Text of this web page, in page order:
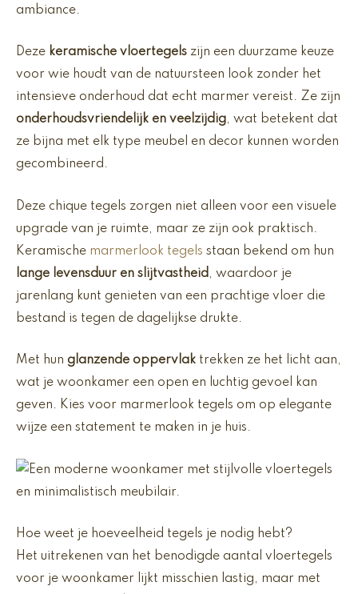
ambiance.
Deze keramische vloertegels zijn een duurzame keuze
voor wie houdt van de natuursteen look zonder het
intensieve onderhoud dat echt marmer vereist. Ze zijn
onderhoudsvriendelijk en veelzijdig, wat betekent dat
ze bijna met elk type meubel en decor kunnen worden
gecombineerd.
Deze chique tegels zorgen niet alleen voor een visuele
upgrade van je ruimte, maar ze zijn ook praktisch.
Keramische marmerlook tegels staan bekend om hun
lange levensduur en slijtvastheid , waardoor je
jarenlang kunt genieten van een prachtige vloer die
bestand is tegen de dagelijkse drukte.
Met hun glanzende oppervlak trekken ze het licht aan,
wat je woonkamer een open en luchtig gevoel kan
geven. Kies voor marmerlook tegels om op elegante
wijze een statement te maken in je huis.
Hoe weet je hoeveelheid tegels je nodig hebt?
Het uitrekenen van het benodigde aantal vloertegels
voor je woonkamer lijkt misschien lastig, maar met